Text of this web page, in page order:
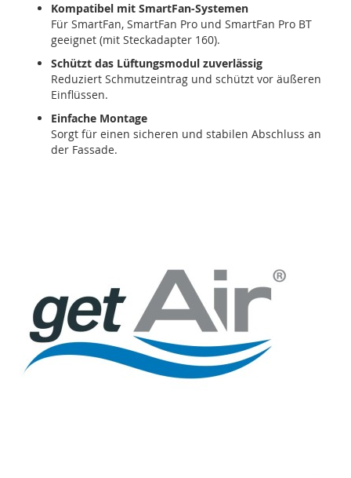
Kompatibel mit SmartFan-Systemen
Für SmartFan, SmartFan Pro und SmartFan Pro BT
geeignet (mit Steckadapter 160).
Schützt das Lüftungsmodul zuverlässig
Reduziert Schmutzeintrag und schützt vor äußeren
Einflüssen.
Einfache Montage
Sorgt für einen sicheren und stabilen Abschluss an
der Fassade.